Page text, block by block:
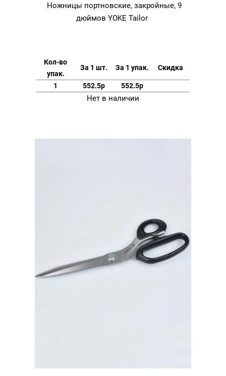
Ножницы портновские, закройные, 9
дюймов YOKE Tailor
Кол-во
упак.
За 1 шт. За 1 упак. Скидка
1 552.5р 552.5р
Нет в наличии